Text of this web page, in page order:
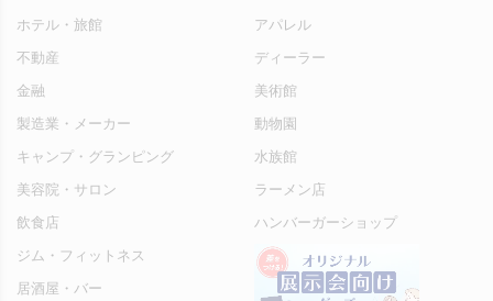
ホテル・旅館
不動産
金融
製造業・メーカー
キャンプ・グランピング
美容院・サロン
飲食店
ジム・フィットネス
居酒屋・バー
アパレル
ディーラー
美術館
動物園
水族館
ラーメン店
ハンバーガーショップ